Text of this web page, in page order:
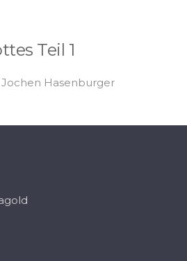
Teil 1
Jochen Hasenburger